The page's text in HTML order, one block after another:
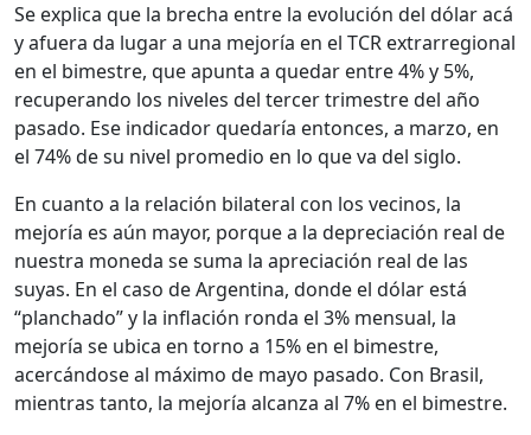
Se explica que la brecha entre la evolución del dólar acá
y afuera da lugar a una mejoría en el TCR extrarregional
en el bimestre, que apunta a quedar entre 4% y 5%,
recuperando los niveles del tercer trimestre del año
pasado. Ese indicador quedaría entonces, a marzo, en
el 74% de su nivel promedio en lo que va del siglo.
En cuanto a la relación bilateral con los vecinos, la
mejoría es aún mayor, porque a la depreciación real de
nuestra moneda se suma la apreciación real de las
suyas. En el caso de Argentina, donde el dólar está
“planchado” y la inflación ronda el 3% mensual, la
mejoría se ubica en torno a 15% en el bimestre,
acercándose al máximo de mayo pasado. Con Brasil,
mientras tanto, la mejoría alcanza al 7% en el bimestre.